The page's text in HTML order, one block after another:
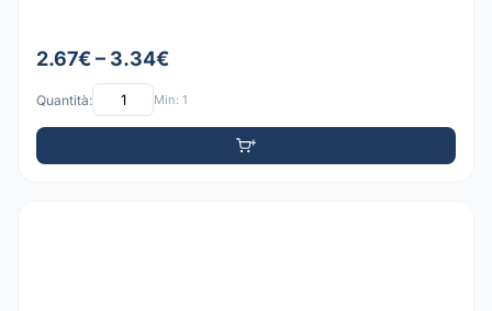
2.67€ – 3.34€
Quantità: Min: 1